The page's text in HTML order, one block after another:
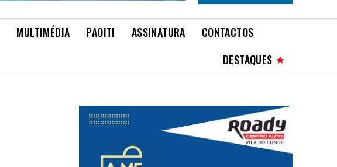
MULTIMÉDIA PAOITI ASSINATURA
CONTACTOS
DESTAQUES